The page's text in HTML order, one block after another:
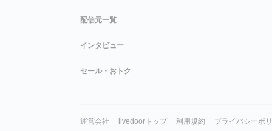
配信元一覧
インタビュー
セール・おトク
運営会社 livedoorトップ 利用規約 プライバシーポ